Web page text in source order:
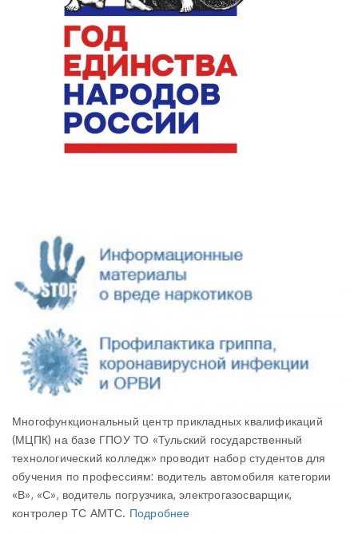
Многофункциональный центр прикладных квалификаций
(МЦПК) на базе ГПОУ ТО «Тульский государственный
технологический колледж» проводит набор студентов для
обучения по профессиям: водитель автомобиля категории
«В», «С», водитель погрузчика, электрогазосварщик,
контролер ТС АМТС. Подробнее